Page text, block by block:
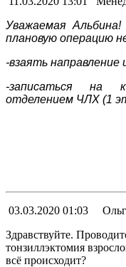
Уважаемая
плановую операцию
-взаять направление
-записаться на
отделением ЧЛХ (1
03.03.2020 01:03
Здравствуйте.
тонзиллэктомия
всё происходит?